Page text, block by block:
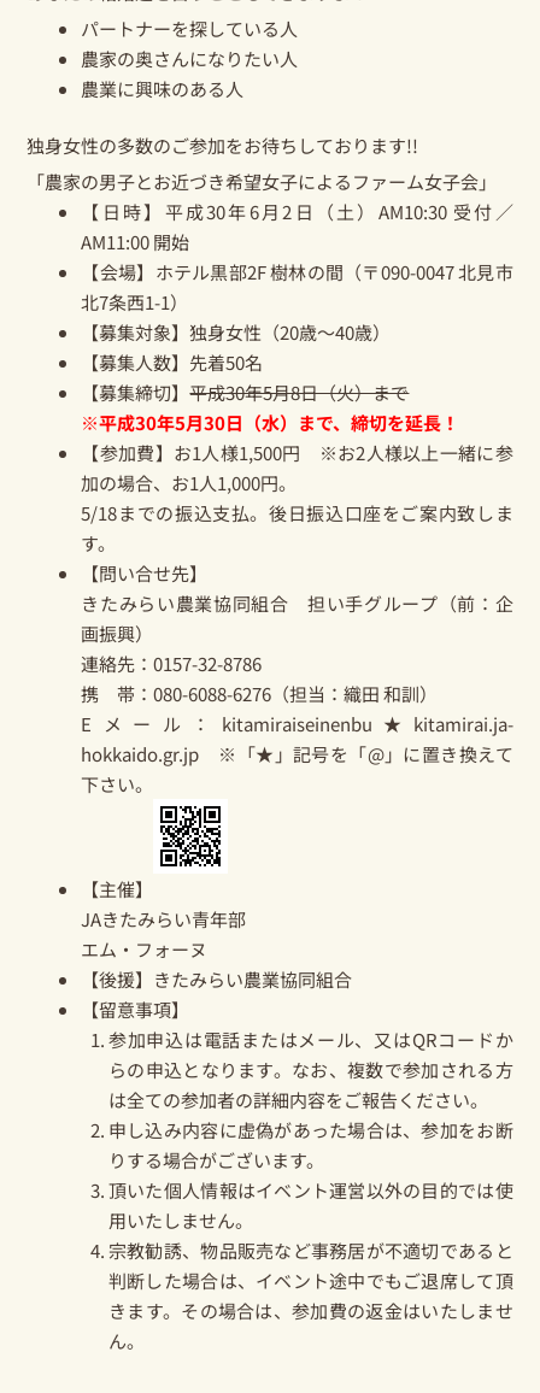
パートナーを探している人
農家の奥さんになりたい人
農業に興味のある人
独身女性の多数のご参加をお待ちしております!!
「農家の男子とお近づき希望女子によるファーム女子会」
【日時】平成30年6月2日（土）AM10:30 受付／
AM11:00 開始
【会場】ホテル黒部2F 樹林の間（〒090-0047 北見市
北7条西1-1）
【募集対象】独身女性（20歳～40歳）
【募集人数】先着50名
【募集締切】平成30年5月8日（火）まで
※平成30年5月30日（水）まで、締切を延長！
【参加費】お1人様1,500円 ※お2人様以上一緒に参
加の場合、お1人1,000円。
5/18までの振込支払。後日振込口座をご案内致しま
す。
【問い合せ先】
きたみらい農業協同組合 担い手グループ（前：企
画振興）
連絡先：0157-32-8786
携 帯：080-6088-6276（担当：織田 和訓）
Eメール：kitamiraiseinenbu★kitamirai.ja-
hokkaido.gr.jp ※「★」記号を「@」に置き換えて
下さい。
【主催】
JAきたみらい青年部
エム・フォーヌ
【後援】きたみらい農業協同組合
【留意事項】
参加申込は電話またはメール、又はQRコードか
らの申込となります。なお、複数で参加される方
は全ての参加者の詳細内容をご報告ください。
申し込み内容に虚偽があった場合は、参加をお断
りする場合がございます。
頂いた個人情報はイベント運営以外の目的では使
用いたしません。
宗教勧誘、物品販売など事務居が不適切であると
判断した場合は、イベント途中でもご退席して頂
きます。その場合は、参加費の返金はいたしませ
ん。